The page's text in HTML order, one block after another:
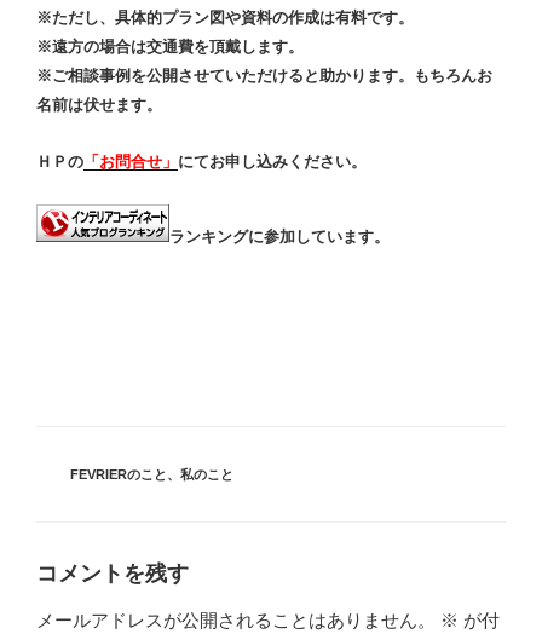
※ただし、具体的プラン図や資料の作成は有料です。
※遠方の場合は交通費を頂戴します。
※ご相談事例を公開させていただけると助かります。もちろんお
名前は伏せます。
ＨＰの 「お問合せ」 にてお申し込みください。
ランキングに参加しています。
カ
FEVRIERのこと 、 私のこと
コメントを残す
メールアドレスが公開されることはありません。 ※ が付